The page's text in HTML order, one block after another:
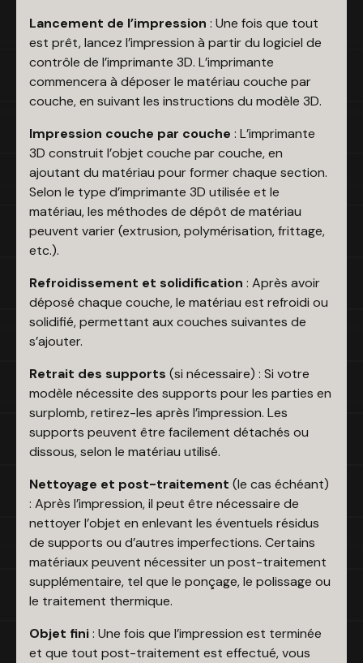
Lancement de l’impression : Une fois que tout
est prêt, lancez l’impression à partir du logiciel de
contrôle de l’imprimante 3D. L’imprimante
commencera à déposer le matériau couche par
couche, en suivant les instructions du modèle 3D.
Impression couche par couche : L’imprimante
3D construit l’objet couche par couche, en
ajoutant du matériau pour former chaque section.
Selon le type d’imprimante 3D utilisée et le
matériau, les méthodes de dépôt de matériau
peuvent varier (extrusion, polymérisation, frittage,
etc.).
Refroidissement et solidification : Après avoir
déposé chaque couche, le matériau est refroidi ou
solidifié, permettant aux couches suivantes de
s’ajouter.
Retrait des supports (si nécessaire) : Si votre
modèle nécessite des supports pour les parties en
surplomb, retirez-les après l’impression. Les
supports peuvent être facilement détachés ou
dissous, selon le matériau utilisé.
Nettoyage et post-traitement (le cas échéant)
: Après l’impression, il peut être nécessaire de
nettoyer l’objet en enlevant les éventuels résidus
de supports ou d’autres imperfections. Certains
matériaux peuvent nécessiter un post-traitement
supplémentaire, tel que le ponçage, le polissage ou
le traitement thermique.
Objet fini: Une fois que l’impression est terminée
et que tout post-traitement est effectué, vous